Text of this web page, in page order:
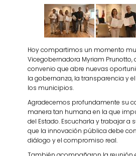
Hoy compartimos un momento
Vicegobernadora Myriam
convenio que abre nuevas
la gobernanza, la transparencia y
los municipios.
Agradecemos profundamente su
manera tan humana en la que
del Estado. Escucharla y trabajar a
que la innovación pública debe
diálogo y el compromiso real.